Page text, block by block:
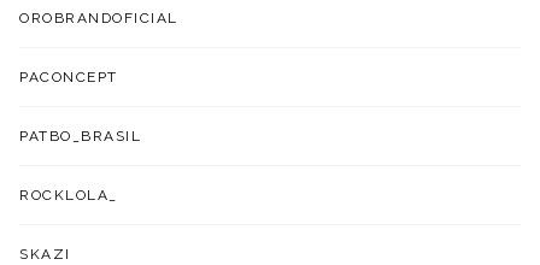
OROBRANDOFICIAL
PACONCEPT
PATBO_BRASIL
ROCKLOLA_
SKAZI